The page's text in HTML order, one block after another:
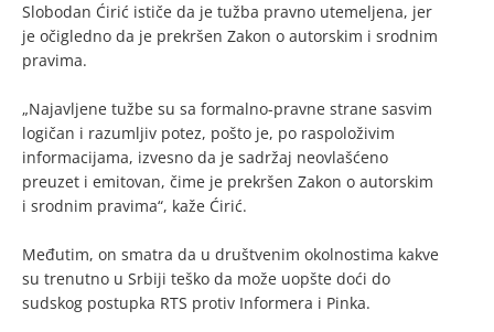
Slobodan Ćirić ističe da je tužba pravno utemeljena, jer
je očigledno da je prekršen Zakon o autorskim i srodnim
pravima.
„Najavljene tužbe su sa formalno-pravne strane sasvim
logičan i razumljiv potez, pošto je, po raspoloživim
informacijama, izvesno da je sadržaj neovlašćeno
preuzet i emitovan, čime je prekršen Zakon o autorskim
i srodnim pravima“, kaže Ćirić.
Međutim, on smatra da u društvenim okolnostima kakve
su trenutno u Srbiji teško da može uopšte doći do
sudskog postupka RTS protiv Informera i Pinka.